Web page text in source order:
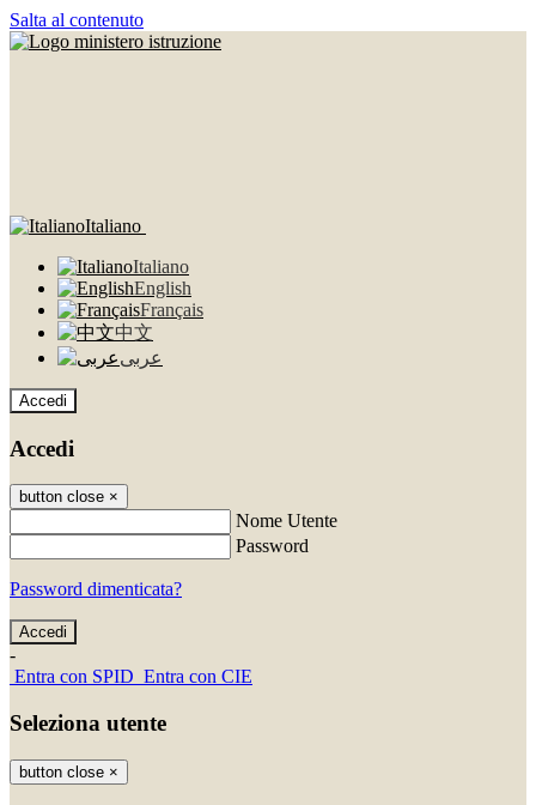
Salta al contenuto
Italiano
Italiano
English
Français
中文
عربى
Accedi
Accedi
button close ×
Nome Utente
Password
Password dimenticata?
-
Entra con SPID Entra con CIE
Seleziona utente
button close ×